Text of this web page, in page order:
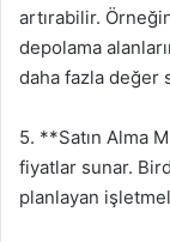
artırabilir.
depolama
daha fazla değer
5. **Satın Alma
fiyatlar sunar.
planlayan